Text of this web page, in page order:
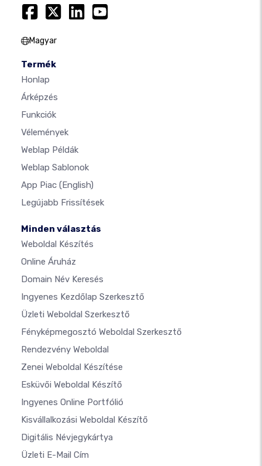
Magyar
Termék
Honlap
Árképzés
Funkciók
Vélemények
Weblap Példák
Weblap Sablonok
App Piac (English)
Legújabb Frissítések
Minden választás
Weboldal Készítés
Online Áruház
Domain Név Keresés
Ingyenes Kezdőlap Szerkesztő
Üzleti Weboldal Szerkesztő
Fényképmegosztó Weboldal Szerkesztő
Rendezvény Weboldal
Zenei Weboldal Készítése
Esküvői Weboldal Készítő
Ingyenes Online Portfólió
Kisvállalkozási Weboldal Készítő
Digitális Névjegykártya
Üzleti E-Mail Cím